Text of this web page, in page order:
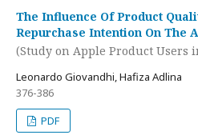
The Influence Of Product
Repurchase Intention On The
(Study on Apple Product Users
Leonardo Giovandhi, Hafiza Adlina
376-386
PDF